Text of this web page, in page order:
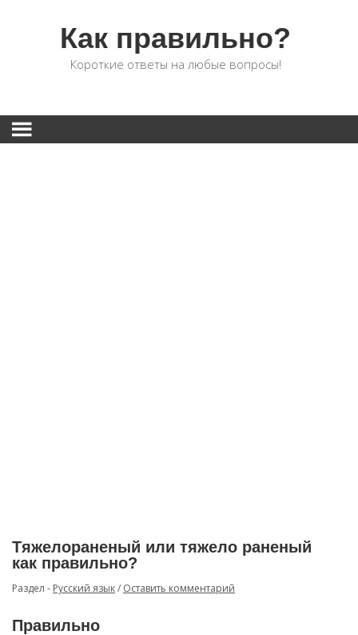
Как правильно?
Короткие ответы на любые вопросы!
Тяжелораненый или тяжело раненый
как правильно?
Раздел - Русский язык/ Оставить комментарий
Правильно